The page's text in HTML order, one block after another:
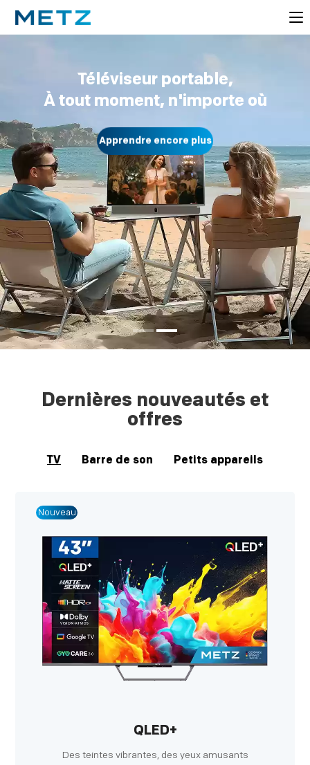
Téléviseur portable,
À tout moment, n'importe où
Apprendre encore plus
Dernières nouveautés et
offres
TV Barre de son Petits appareils
Nouveau
QLED+
Des teintes vibrantes, des yeux amusants